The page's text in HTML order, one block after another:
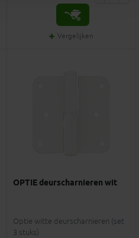
Vergelijken
OPTIE deurscharnieren wit
Optie witte deurscharnieren (set
3 stuks)